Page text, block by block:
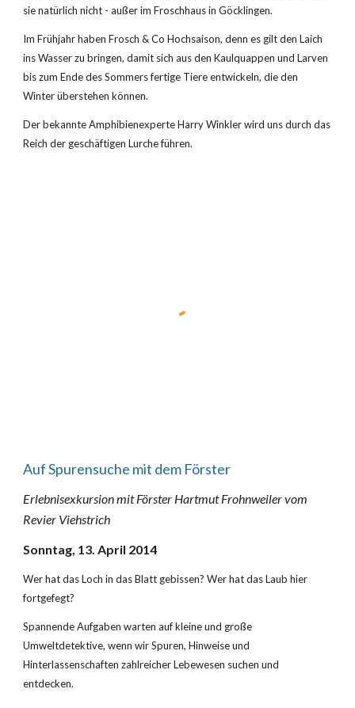
sie natürlich nicht - außer im Froschhaus in Göcklingen.
Im Frühjahr haben Frosch & Co Hochsaison, denn es gilt den Laich
ins Wasser zu bringen, damit sich aus den Kaulquappen und Larven
bis zum Ende des Sommers fertige Tiere entwickeln, die den
Winter überstehen können.
Der bekannte Amphibienexperte Harry Winkler wird uns durch das
Reich der geschäftigen Lurche führen.
Auf Spurensuche mit dem Förster
Erlebnisexkursion mit Förster Hartmut Frohnweiler vom
Revier Viehstrich
Sonntag, 13. April 2014
Wer hat das Loch in das Blatt gebissen? Wer hat das Laub hier
fortgefegt?
Spannende Aufgaben warten auf kleine und große
Umweltdetektive, wenn wir Spuren, Hinweise und
Hinterlassenschaften zahlreicher Lebewesen suchen und
entdecken.